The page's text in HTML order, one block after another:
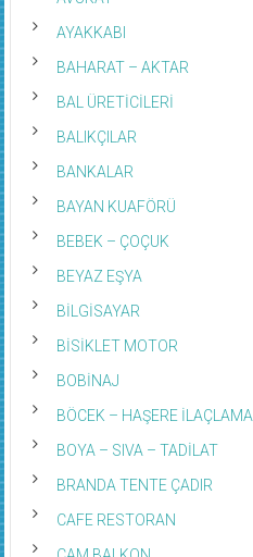
AYAKKABI
BAHARAT – AKTAR
BAL ÜRETİCİLERİ
BALIKÇILAR
BANKALAR
BAYAN KUAFÖRÜ
BEBEK – ÇOÇUK
BEYAZ EŞYA
BİLGİSAYAR
BİSİKLET MOTOR
BOBİNAJ
BÖCEK – HAŞERE İLAÇLAMA
BOYA – SIVA – TADİLAT
BRANDA TENTE ÇADIR
CAFE RESTORAN